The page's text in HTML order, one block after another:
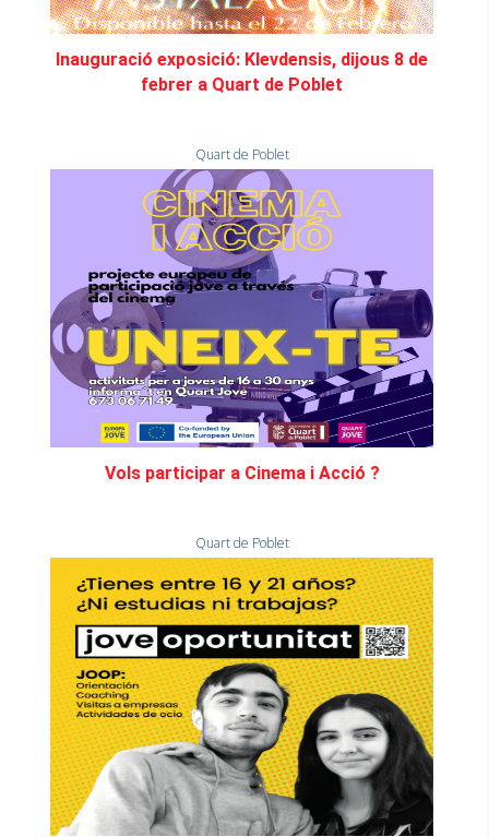
Inauguració exposició: Klevdensis, dijous 8 de
febrer a Quart de Poblet
Quart de Poblet
Vols participar a Cinema i Acció ?
Quart de Poblet